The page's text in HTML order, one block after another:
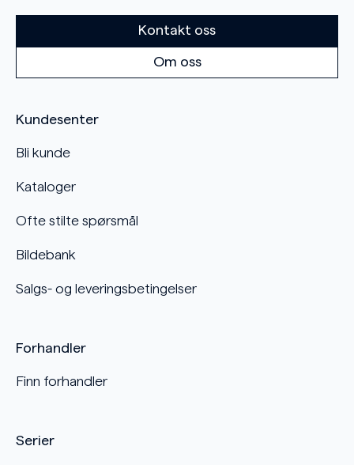
Serier
Kundesenter
Bli kunde
Kataloger
Ofte stilte spørsmål
Bildebank
Salgs- og leveringsbetingelser
Forhandler
Finn forhandler
Kontakt oss
Om oss